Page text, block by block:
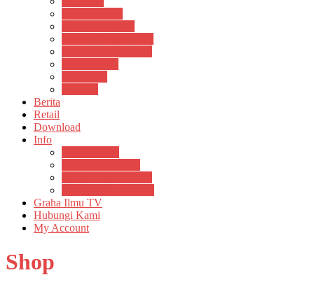
Berita
Retail
Download
Info
Graha Ilmu TV
Hubungi Kami
My Account
Shop